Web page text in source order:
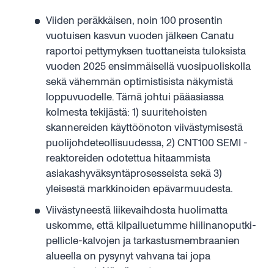
Viiden peräkkäisen, noin 100 prosentin
vuotuisen kasvun vuoden jälkeen Canatu
raportoi pettymyksen tuottaneista tuloksista
vuoden 2025 ensimmäisellä vuosipuoliskolla
sekä vähemmän optimistisista näkymistä
loppuvuodelle. Tämä johtui pääasiassa
kolmesta tekijästä: 1) suuritehoisten
skannereiden käyttöönoton viivästymisestä
puolijohdeteollisuudessa, 2) CNT100 SEMI -
reaktoreiden odotettua hitaammista
asiakashyväksyntäprosesseista sekä 3)
yleisestä markkinoiden epävarmuudesta.
Viivästyneestä liikevaihdosta huolimatta
uskomme, että kilpailuetumme hiilinanoputki-
pellicle-kalvojen ja tarkastusmembraanien
alueella on pysynyt vahvana tai jopa